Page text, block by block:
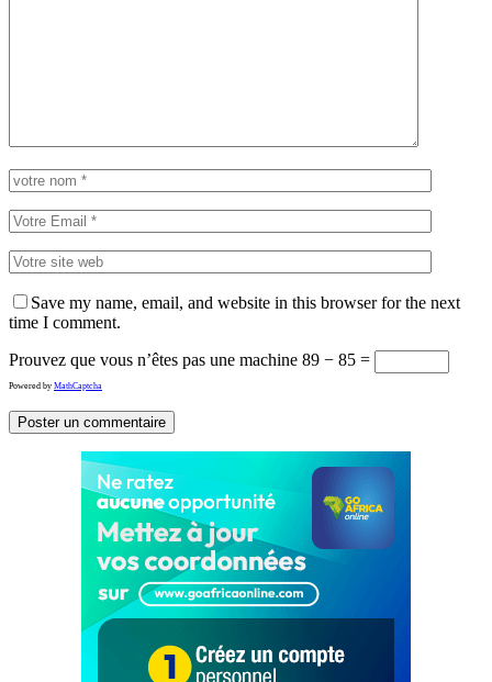
Save my name, email, and website in this browser for the next
time I comment.
Prouvez que vous n’êtes pas une machine 89 − 85 =
Powered by MathCaptcha